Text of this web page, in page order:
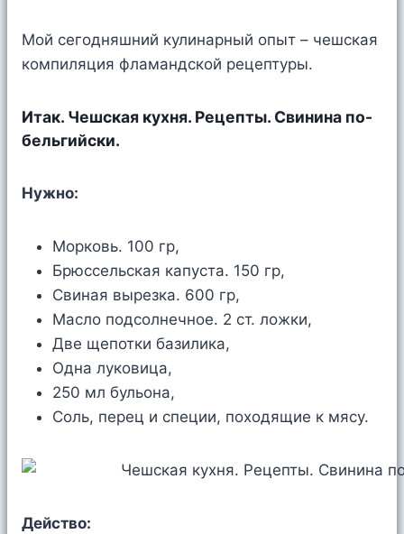
Мой сегодняшний кулинарный опыт – чешская
компиляция фламандской рецептуры.
Итак. Чешская кухня. Рецепты. Свинина по-
бельгийски.
Нужно:
Морковь. 100 гр,
Брюссельская капуста. 150 гр,
Свиная вырезка. 600 гр,
Масло подсолнечное. 2 ст. ложки,
Две щепотки базилика,
Одна луковица,
250 мл бульона,
Соль, перец и специи, походящие к мясу.
Действо: